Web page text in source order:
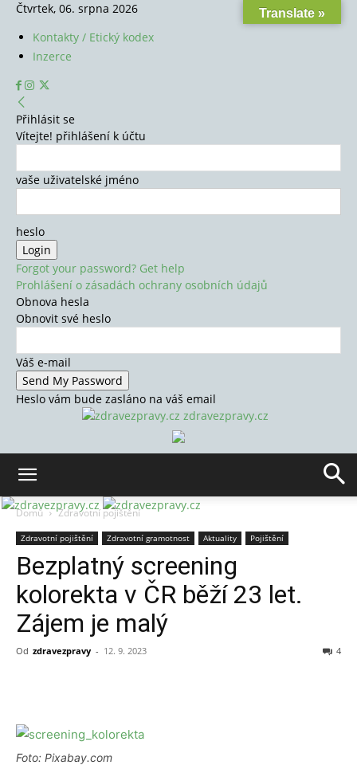
Čtvrtek, 06. srpna 2026
Kontakty / Etický kodex
Inzerce
Přihlásit se
Vítejte! přihlášení k účtu
vaše uživatelské jméno
heslo
Forgot your password? Get help
Prohlášení o zásadách ochrany osobních údajů
Obnova hesla
Obnovit své heslo
Váš e-mail
Heslo vám bude zasláno na váš email
zdravezpravy.cz
Domů Zdravotní pojištění
Zdravotní pojištění Zdravotní gramotnost Aktuality Pojištění
Bezplatný screening
kolorekta v ČR běží 23 let.
Zájem je malý
Od zdravezpravy - 12. 9. 2023 4
Foto: Pixabay.com
Translate »